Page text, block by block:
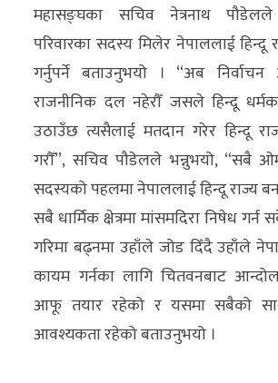
महासङ्घका सचिव नेत्रनाथ
परिवारका सदस्य मिलेर नेपाललाई हिन्दू
गर्नुपर्ने बताउनुभयो । “अब
राजनीनिक दल नहेरौँ जसले हिन्दू
उठाउँछ त्यसैलाई मतदान गरेर हिन्दू
गरौँ”, सचिव पौडेलले भन्नुभयो, “सबै
सदस्यको पहलमा नेपाललाई हिन्दू राज्य
सबै धार्मिक क्षेत्रमा मांसमदिरा निषेध गर्न
गरिमा बढ्नमा उहाँले जोड दिँदै उहाँले
कायम गर्नका लागि चितवनबाट
आफू तयार रहेको र यसमा सबैको
आवश्यकता रहेको बताउनुभयो ।